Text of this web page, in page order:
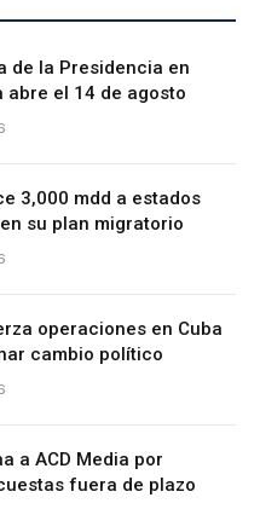
de la Presidencia en
abre el 14 de agosto
3,000 mdd a estados
su plan migratorio
operaciones en Cuba
cambio político
a ACD Media por
fuera de plazo